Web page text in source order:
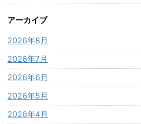
アーカイブ
2026年8月
2026年7月
2026年6月
2026年5月
2026年4月